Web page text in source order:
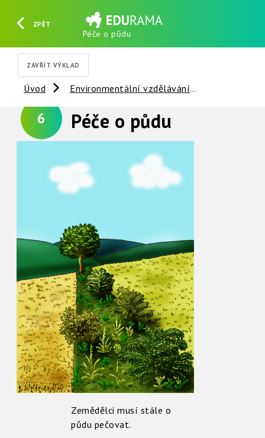
ZPĚT
Péče o půdu
ZAVŘÍT VÝKLAD
Úvod Environmentální vzdělávání
6 Péče o půdu
Zemědělci musí stále o
půdu pečovat.